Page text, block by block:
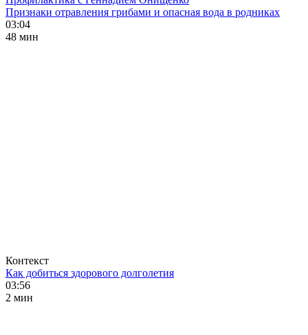
Признаки отравления грибами и опасная вода в родниках
03:04
48 мин
Контекст
Как добиться здорового долголетия
03:56
2 мин